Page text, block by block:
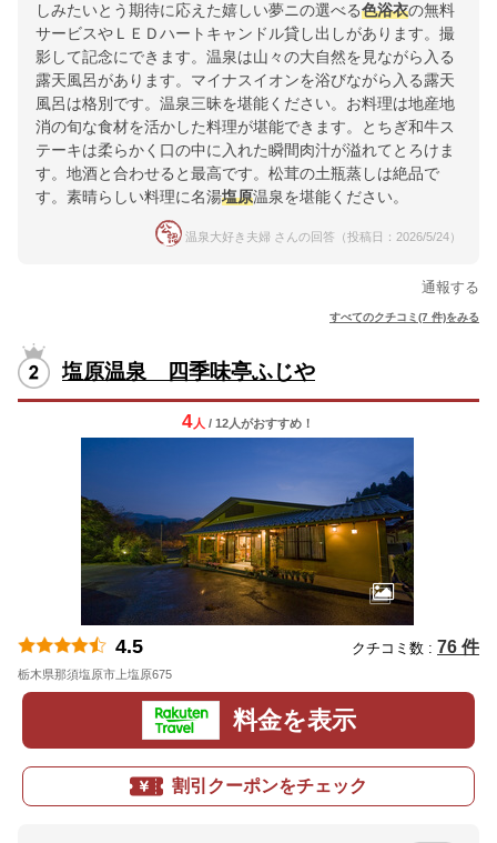
しみたいとう期待に応えた嬉しい夢ニの選べる色浴衣の無料
サービスやＬＥＤハートキャンドル貸し出しがあります。撮
影して記念にできます。温泉は山々の大自然を見ながら入る
露天風呂があります。マイナスイオンを浴びながら入る露天
風呂は格別です。温泉三昧を堪能ください。お料理は地産地
消の旬な食材を活かした料理が堪能できます。とちぎ和牛ス
テーキは柔らかく口の中に入れた瞬間肉汁が溢れてとろけま
す。地酒と合わせると最高です。松茸の土瓶蒸しは絶品で
す。素晴らしい料理に名湯塩原温泉を堪能ください。
温泉大好き夫婦 さんの回答（投稿日：2026/5/24）
通報する
すべてのクチコミ(7 件)をみる
塩原温泉 四季味亭ふじや
4人 / 12人がおすすめ！
4.5 クチコミ数 : 76 件
栃木県那須塩原市上塩原675
料金を表示
割引クーポンをチェック